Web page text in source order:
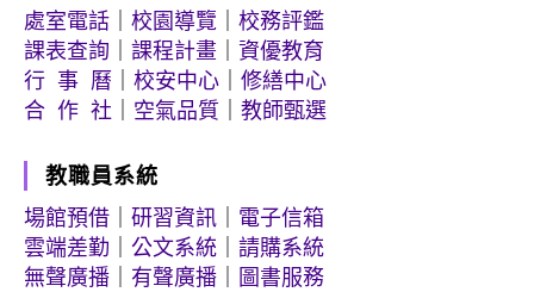
處室電話
校園導覽
校務評鑑
課表查詢
課程計畫
資優教育
行 事 曆
校安中心
修繕中心
合 作 社
空氣品質 教師甄選
教職員系統
場館預借
研習資訊
電子信箱
雲端差勤
公文系統
請購系統
無聲廣播
有聲廣播 圖書服務